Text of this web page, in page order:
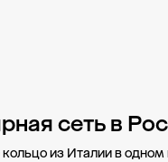
сеть в
из Италии в